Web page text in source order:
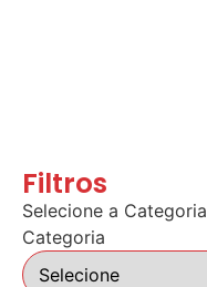
Filtros
Selecione a Categoria
Categoria